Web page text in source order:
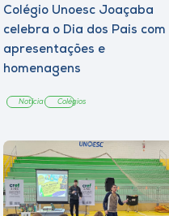
Colégio Unoesc Joaçaba
celebra o Dia dos Pais com
apresentações e
homenagens
Notícia Colégios